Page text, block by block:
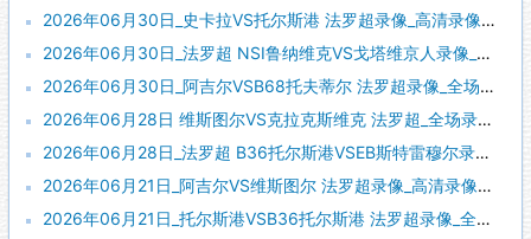
2026年06月30日_史卡拉VS托尔斯港 法罗超录像_高清录像【全场回放】
2026年06月30日_法罗超 NSI鲁纳维克VS戈塔维京人录像_高清录像【全场回放】
2026年06月30日_阿吉尔VSB68托夫蒂尔 法罗超录像_全场录像【全场回放】
2026年06月28日 维斯图尔VS克拉克斯维克 法罗超_全场录像【全场回放】
2026年06月28日_法罗超 B36托尔斯港VSEB斯特雷穆尔录像_全场录像【高清回放】
2026年06月21日_阿吉尔VS维斯图尔 法罗超录像_高清录像【全场回放】
2026年06月21日_托尔斯港VSB36托尔斯港 法罗超录像_全场录像【视频集锦】